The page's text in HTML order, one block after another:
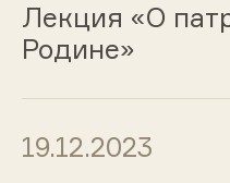
Лекция «О
Родине»
19.12.2023